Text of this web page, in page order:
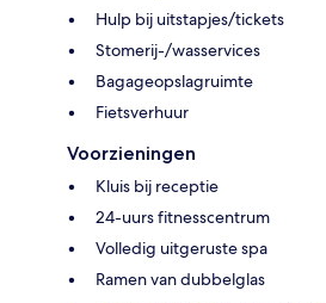
Hulp bij uitstapjes/tickets
Stomerij-/wasservices
Bagageopslagruimte
Fietsverhuur
Voorzieningen
Kluis bij receptie
24-uurs fitnesscentrum
Volledig uitgeruste spa
Ramen van dubbelglas